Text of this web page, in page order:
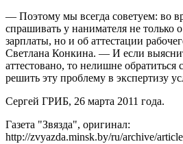
— Поэтому мы всегда советуем: во
спрашивать у нанимателя не только
зарплаты, но и об аттестации
Светлана Конкина. — И если
аттестовано, то нелишне обратиться
решить эту проблему в экспертизу
Сергей ГРИБ, 26 марта 2011 года.
Газета "Звязда", оригинал:
http://zvyazda.minsk.by/ru/archive/